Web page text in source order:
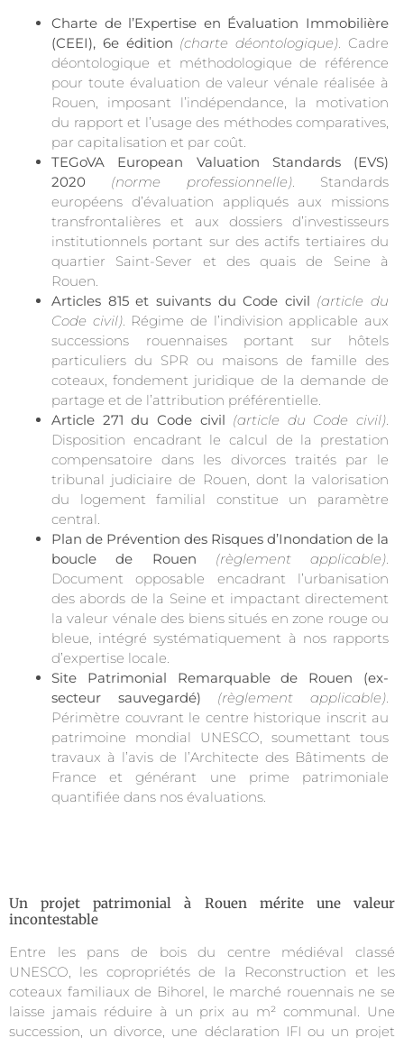
Charte de l’Expertise en Évaluation Immobilière
(CEEI), 6e édition (charte déontologique). Cadre
déontologique et méthodologique de référence
pour toute évaluation de valeur vénale réalisée à
Rouen, imposant l’indépendance, la motivation
du rapport et l’usage des méthodes comparatives,
par capitalisation et par coût.
TEGoVA European Valuation Standards (EVS)
2020
(norme professionnelle). Standards
européens d’évaluation appliqués aux missions
transfrontalières et aux dossiers d’investisseurs
institutionnels portant sur des actifs tertiaires du
quartier Saint-Sever et des quais de Seine à
Rouen.
Articles 815 et suivants du Code civil (article du
Code civil). Régime de l’indivision applicable aux
successions rouennaises portant sur hôtels
particuliers du SPR ou maisons de famille des
coteaux, fondement juridique de la demande de
partage et de l’attribution préférentielle.
Article 271 du Code civil (article du Code civil).
Disposition encadrant le calcul de la prestation
compensatoire dans les divorces traités par le
tribunal judiciaire de Rouen, dont la valorisation
du logement familial constitue un paramètre
central.
Plan de Prévention des Risques d’Inondation de la
boucle de Rouen
(règlement applicable).
Document opposable encadrant l’urbanisation
des abords de la Seine et impactant directement
la valeur vénale des biens situés en zone rouge ou
bleue, intégré systématiquement à nos rapports
d’expertise locale.
Site Patrimonial Remarquable de Rouen (ex-
secteur sauvegardé)
(règlement applicable).
Périmètre couvrant le centre historique inscrit au
patrimoine mondial UNESCO, soumettant tous
travaux à l’avis de l’Architecte des Bâtiments de
France et générant une prime patrimoniale
quantifiée dans nos évaluations.
Un projet patrimonial à Rouen mérite une valeur
incontestable
Entre les pans de bois du centre médiéval classé
UNESCO, les copropriétés de la Reconstruction et les
coteaux familiaux de Bihorel, le marché rouennais ne se
laisse jamais réduire à un prix au m² communal. Une
succession, un divorce, une déclaration IFI ou un projet